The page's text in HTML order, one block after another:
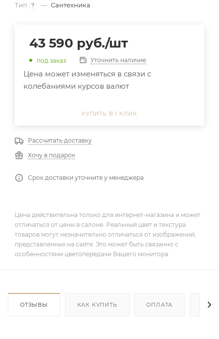
Тип
? — Сантехника
43 590 руб./шт
под заказ Уточнить наличие
Цена может изменяться в связи с
колебаниями курсов валют
КУПИТЬ В 1 КЛИК
Рассчитать доставку
Хочу в подарок
Срок доставки уточните у менеджера
Цена действительна только для интернет-магазина и может
отличаться от цены в салоне. Реальный цвет и текстура
товаров могут незначительно отличаться от изображений,
представленных на сайте. Это может быть связанно с
особенностями цветопередачи Вашего монитора.
ОТЗЫВЫ КАК КУПИТЬ ОПЛАТА